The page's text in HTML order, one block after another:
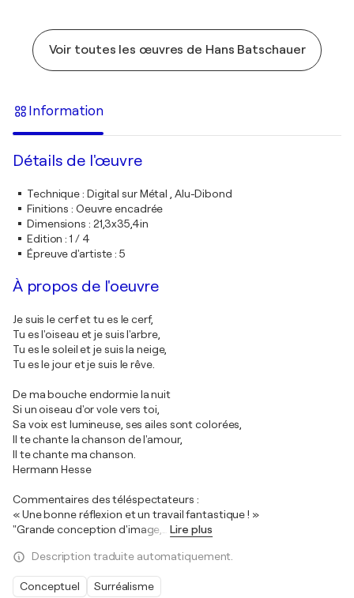
Voir toutes les œuvres de Hans Batschauer
Information
Détails de l'œuvre
Technique: Digital sur Métal , Alu-Dibond
Finitions : Oeuvre encadrée
Dimensions : 21,3x35,4in
Edition :1 / 4
Épreuve d'artiste:5
À propos de l'oeuvre
Je suis le cerf et tu es le cerf,
Tu es l'oiseau et je suis l'arbre,
Tu es le soleil et je suis la neige,
Tu es le jour et je suis le rêve.
De ma bouche endormie la nuit
Si un oiseau d'or vole vers toi,
Sa voix est lumineuse, ses ailes sont colorées,
Il te chante la chanson de l'amour,
Il te chante ma chanson.
Hermann Hesse
Commentaires des téléspectateurs :
« Une bonne réflexion et un travail fantastique ! »
"Grande conception d'image,
Lire plus
Description traduite automatiquement.
Conceptuel Surréalisme